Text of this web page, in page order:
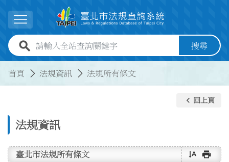
展開選單
全站查詢關鍵字欄位 搜尋
首頁 法規資訊 法規所有條文
法規資訊
keyboard_arrow_left 回上頁
臺北市法規所有條文 text_rotate_vertical print